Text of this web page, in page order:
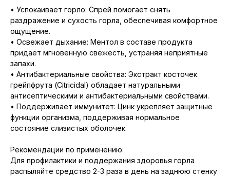
• Успокаивает горло: Спрей помогает снять
раздражение и сухость горла, обеспечивая комфортное
ощущение.
• Освежает дыхание: Ментол в составе продукта
придает мгновенную свежесть, устраняя неприятные
запахи.
• Антибактериальные свойства: Экстракт косточек
грейпфрута (Citricidal) обладает натуральными
антисептическими и антибактериальными свойствами.
• Поддерживает иммунитет: Цинк укрепляет защитные
функции организма, поддерживая нормальное
состояние слизистых оболочек.
Рекомендации по применению:
Для профилактики и поддержания здоровья горла
распыляйте средство 2-3 раза в день на заднюю стенку